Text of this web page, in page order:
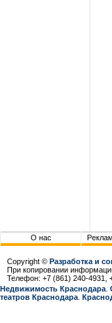
О нас
Copyright © Разработка и
При копировании
Телефон: +7 (861) 240-4931,
Недвижимость Краснодара
театров Краснодара